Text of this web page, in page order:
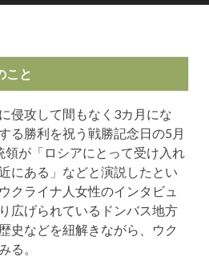
こと
侵攻して間もなく3カ月にな
る勝利を祝う戦勝記念日の5月
領が「ロシアにとって受け入れ
にある」などと演説したとい
クライナ人女性のインタビュ
広げられているドンバス地方
史などを紐解きながら、ウク
る。